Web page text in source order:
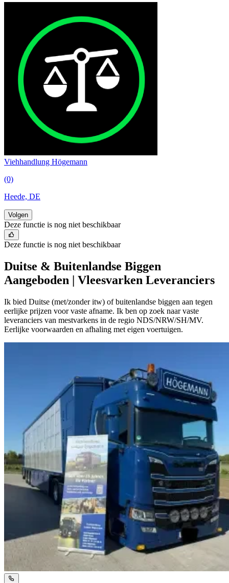
Viehhandlung Högemann
(0)
Heede, DE
Volgen
Deze functie is nog niet beschikbaar
Deze functie is nog niet beschikbaar
Duitse & Buitenlandse Biggen
Aangeboden | Vleesvarken Leveranciers
Ik bied Duitse (met/zonder itw) of buitenlandse biggen aan tegen
eerlijke prijzen voor vaste afname. Ik ben op zoek naar vaste
leveranciers van mestvarkens in de regio NDS/NRW/SH/MV.
Eerlijke voorwaarden en afhaling met eigen voertuigen.